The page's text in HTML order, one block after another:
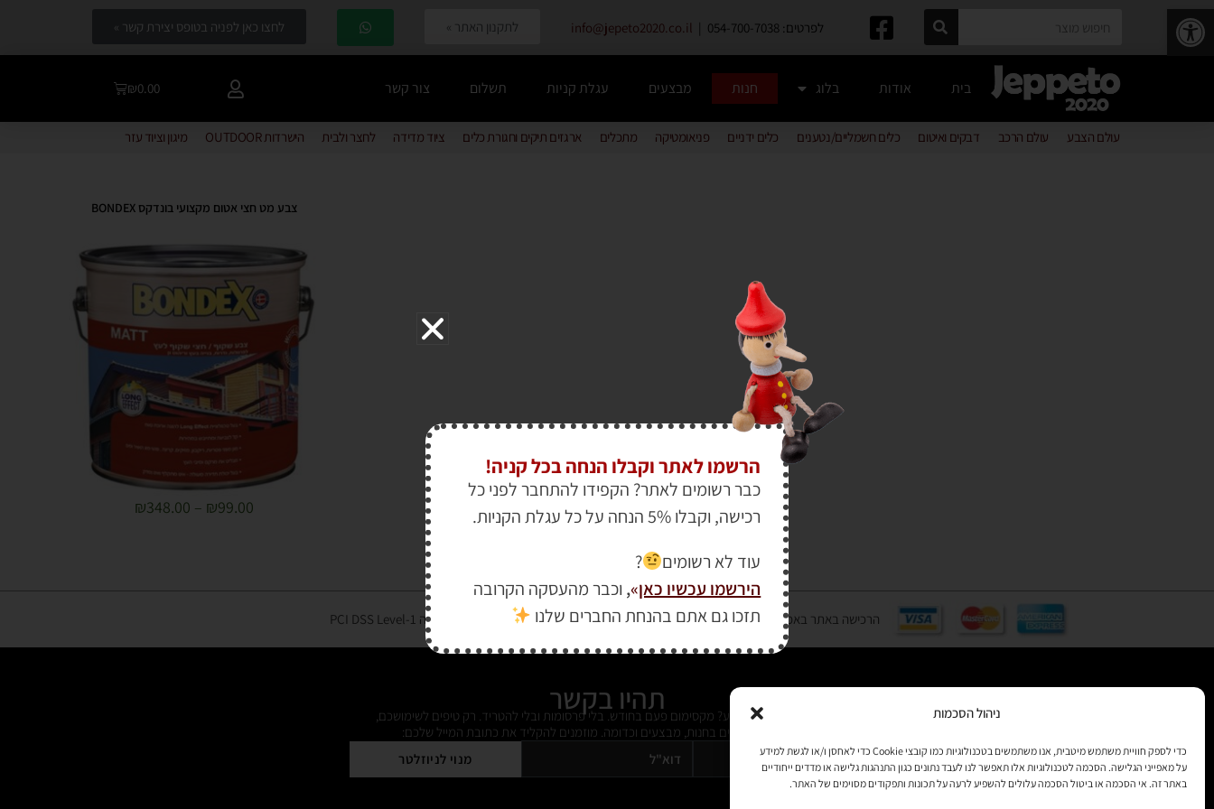
פתח סרגל נגישות
ניהול הסכמות
כדי לספק חוויית משתמש מיטבית, אנו משתמשים בטכנולוגיות כמו קובצי Cookie כדי לאחסן ו/או לגשת למידע
על מאפייני הגלישה. הסכמה לטכנולוגיות אלו תאפשר לנו לעבד נתונים כגון התנהגות גלישה או מדדים ייחודיים
באתר זה. אי הסכמה או ביטול הסכמה עלולים להשפיע לרעה על תכונות ותפקודים מסוימים של האתר.
לפרטים: 054-700-7038 | info@jepeto2020.co.il לתקנון האתר » לחצו כאן לפניה בטופס יצירת קשר »
בית אודות בלוג חנות מבצעים עגלת קניות תשלום צור קשר ₪0.00
עולם הצבע עולם הרכב דבקים ואיטום כלים חשמליים/נטענים כלים ידניים פניאומטיקה מתכלים ארגזים תיקים וחגורת כלים ציוד מדידה לחצר ולבית הישרדות OUTDOOR מיגון וציוד עזר
צבע מט חצי אטום מקצועי בונדקס BONDEX
₪99.00
–
₪348.00
הרכישה באתר באמצעות כרטיס אשראי מאובטחת במפתח הצפנה EV SSL והעומד בתקן אבטחה PCI DSS Level-1
תהיו בקשר
רוצים לקבל מידי פעם מידע? מקסימום פעם בחודש. בלי פרסומות ובלי להטריד. רק טיפים לשימושכם,
מידע על דברים חדשים בחנות, מבצעים וכדומה. מוזמנים להקליד את כתובת המייל שלכם:
מנוי לניוזלטר
הרשמו לאתר וקבלו הנחה בכל קניה!
כבר רשומים לאתר? הקפידו להתחבר לפני כל
רכישה, וקבלו 5% הנחה על כל עגלת הקניות.
עוד לא רשומים
?
הירשמו עכשיו כאן»
, וכבר מהעסקה הקרובה
תזכו גם אתם בהנחת החברים שלנו